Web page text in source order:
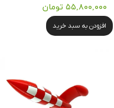
۵۵,۸۰۰,۰۰۰ تومان
افزودن به سبد خرید